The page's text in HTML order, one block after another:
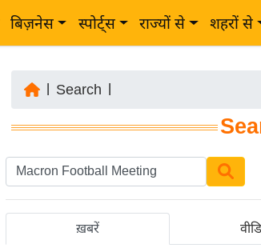
बिज़नेस स्पोर्ट्स राज्यों से शहरों से
Search
ख़बरें